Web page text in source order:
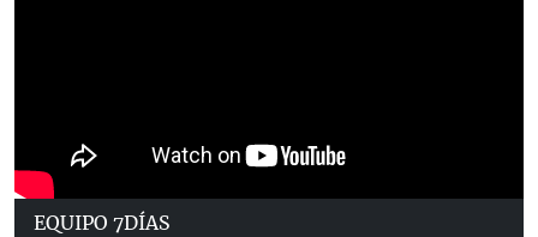
EQUIPO 7DÍAS